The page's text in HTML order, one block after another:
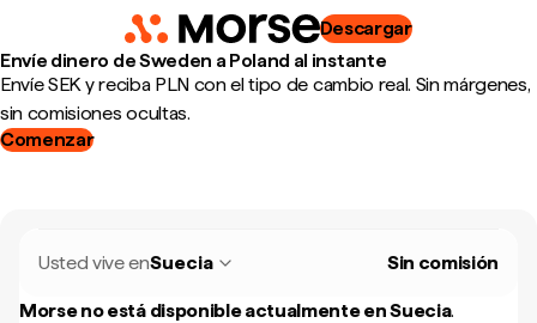
Descargar
Envíe dinero de Sweden a Poland al instante
Envíe SEK y reciba PLN con el tipo de cambio real. Sin márgenes,
sin comisiones ocultas.
Comenzar
Usted vive enSuecia Sin comisión
Morse no está disponible actualmente enSuecia.